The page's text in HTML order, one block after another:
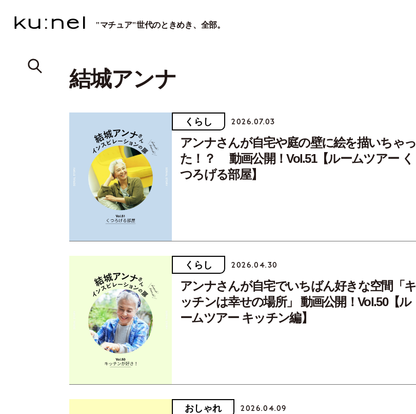
"マチュア"世代のときめき、全部。
結城アンナ
くらし 2026.07.03
アンナさんが自宅や庭の壁に絵を描いちゃっ
た！？ 動画公開！Vol.51【ルームツアー く
つろげる部屋】
くらし 2026.04.30
アンナさんが自宅でいちばん好きな空間「キ
ッチンは幸せの場所」 動画公開！Vol.50【ル
ームツアー キッチン編】
おしゃれ 2026.04.09